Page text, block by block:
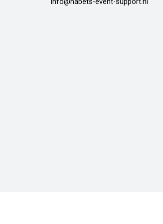
info@habets-event-support.nl